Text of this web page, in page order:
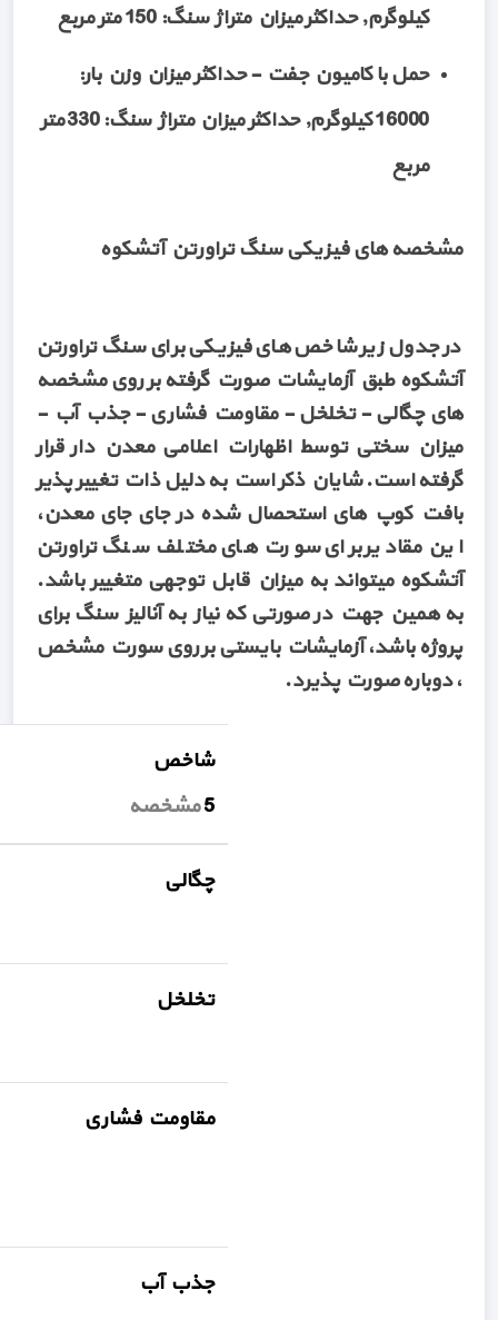
کیلوگرم, حداکثر میزان متراژ سنگ: 150 متر مربع
حمل با کامیون جفت - حداکثر میزان وزن بار:
16000 کیلوگرم, حداکثر میزان متراژ سنگ: 330 متر
مربع
مشخصه های فیزیکی سنگ تراورتن آتشکوه
در جدول زیر شاخص های فیزیکی برای سنگ تراورتن
آتشکوه طبق آزمایشات صورت گرفته بر روی مشخصه
های چگالی - تخلخل - مقاومت فشاری - جذب آب -
میزان سختی توسط اظهارات اعلامی معدن دار قرار
گرفته است. شایان ذکر است به دلیل ذات تغییر پذیر
بافت کوپ های استحصال شده در جای جای معدن،
این مقادیر برای سورت های مختلف سنگ تراورتن
آتشکوه میتواند به میزان قابل توجهی متغییر باشد.
به همین جهت در صورتی که نیاز به آنالیز سنگ برای
پروژه باشد، آزمایشات بایستی بر روی سورت مشخص
، دوباره صورت پذیرد.
شاخص
5 مشخصه
چگالی
تخلخل
مقاومت فشاری
جذب آب